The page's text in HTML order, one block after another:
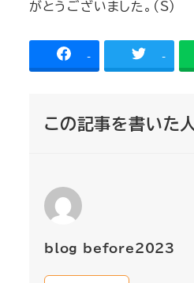
がとうございました。(S)
- -
この記事を書いた人
blog_before2023